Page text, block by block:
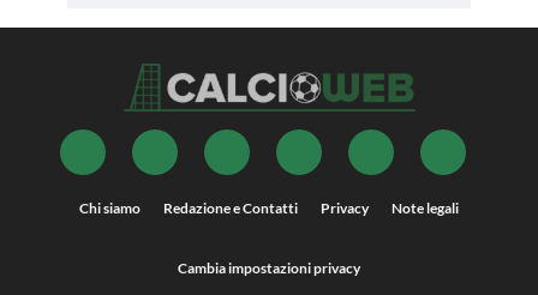
Chi siamo Redazione e Contatti Privacy Note legali
Cambia impostazioni privacy